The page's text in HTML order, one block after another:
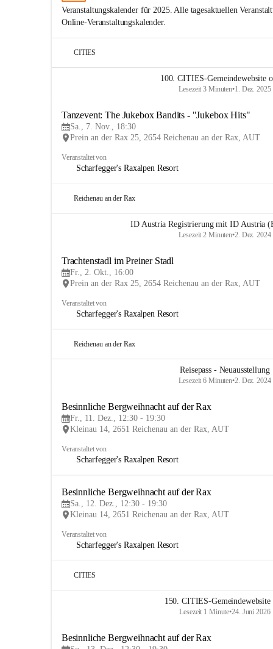
Veranstaltungskalender für 2025. Alle tagesaktuellen
Online-Veranstaltungskalender.
CITIES
100. CITIES-Gemeindewebsite
Lesezeit 3 Minuten•1. Dez. 2025
Tanzevent: The Jukebox Bandits - "Jukebox Hits"
Sa., 7. Nov., 18:30
Prein an der Rax 25, 2654 Reichenau an der Rax, AUT
Veranstaltet von
Scharfegger's Raxalpen Resort
Reichenau an der Rax
ID Austria Registrierung mit ID Austria
Lesezeit 2 Minuten•2. Dez. 2024
Trachtenstadl im Preiner Stadl
Fr., 2. Okt., 16:00
Prein an der Rax 25, 2654 Reichenau an der Rax, AUT
Veranstaltet von
Scharfegger's Raxalpen Resort
Reichenau an der Rax
Reisepass - Neuausstellung
Lesezeit 6 Minuten•2. Dez. 2024
Besinnliche Bergweihnacht auf der Rax
Fr., 11. Dez., 12:30 - 19:30
Kleinau 14, 2651 Reichenau an der Rax, AUT
Veranstaltet von
Scharfegger's Raxalpen Resort
Besinnliche Bergweihnacht auf der Rax
Sa., 12. Dez., 12:30 - 19:30
Kleinau 14, 2651 Reichenau an der Rax, AUT
Veranstaltet von
Scharfegger's Raxalpen Resort
CITIES
150. CITIES-
Lesezeit 1 Minute•24. Juni 2026
Besinnliche Bergweihnacht auf der Rax